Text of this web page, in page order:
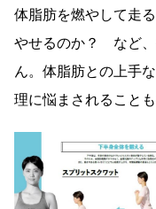
体脂肪を燃やして走
やせるのか？ など、
ん。体脂肪との上手
理に悩まされることも